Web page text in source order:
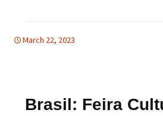
March 22, 2023
Brasil: Feira